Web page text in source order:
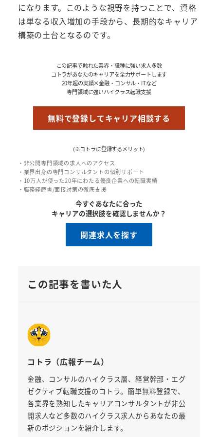
になります。このような視野を持つことで、資格
は単なる収入増加の手段から、長期的なキャリア
構築の土台となるのです。
この記事で触れた業界・職種に強い求人多数
コトラがあなたのキャリアを全力サポートします
20年超の実績×金融・コンサル・ITなど
専門領域に強いハイクラス転職支援
無料で登録してキャリア相談する
(※コトラに登録するメリット)
・非公開専門領域の求人へのアクセス
・業界出身の専門コンサルタントの個別サポート
・10万人が使った20年にわたる優良企業への転職実績
・職務経歴書/面接対策の徹底支援
今すぐあなたに合った
キャリアの選択肢を確認しませんか？
関連求人を探す
この記事を書いた人
コトラ（広報チーム）
金融、コンサルのハイクラス層、経営幹部・エグ
ゼクティブ転職支援のコトラ。簡単無料登録で、
各業界を熟知したキャリアコンサルタントが非公
開求人など多数のハイクラス求人からあなたの最
新のポジションを紹介します。